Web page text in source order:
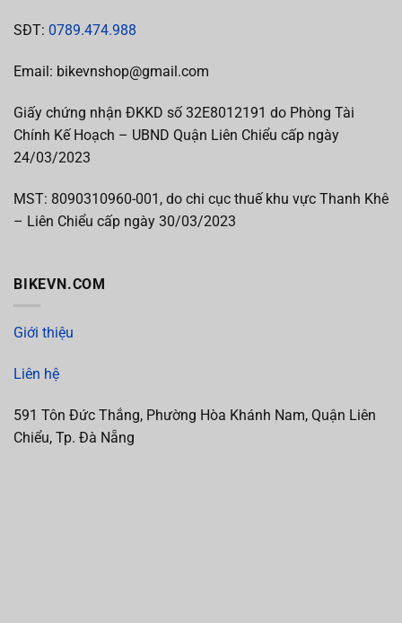
SĐT: 0789.474.988
Email: bikevnshop@gmail.com
Giấy chứng nhận ĐKKD số 32E8012191 do Phòng Tài
Chính Kế Hoạch – UBND Quận Liên Chiểu cấp ngày
24/03/2023
MST: 8090310960-001, do chi cục thuế khu vực Thanh Khê
– Liên Chiểu cấp ngày 30/03/2023
BIKEVN.COM
Giới thiệu
Liên hệ
591 Tôn Đức Thắng, Phường Hòa Khánh Nam, Quận Liên
Chiểu, Tp. Đà Nẵng